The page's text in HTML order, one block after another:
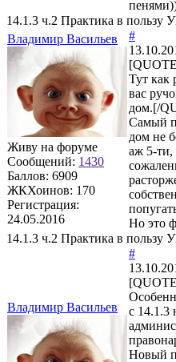
14.1.3 ч.2 Практика в пользу
Владимир Васильев
Живу на форуме
Сообщений: 1430
Баллов: 6909
ЖКХоинов: 170
Регистрация:
24.05.2016
#
Тут как
вас
дом.[/
Самый
дом не
аж 5-ти,
Но это
14.1.3 ч.2 Практика в пользу
Владимир Васильев
#
с 14.1.3
Новый